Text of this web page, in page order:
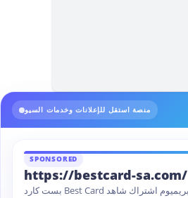
منصة استقل للإعلانات وخدمات السيو
SPONSORED
https://bestcard-sa.com/
بست كارد Best Card يوتيوب بريميوم اشتراك شاهد vip نتفلكس